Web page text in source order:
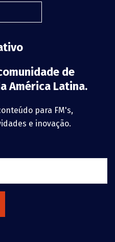
de
América Latina.
para FM's,
e inovação.